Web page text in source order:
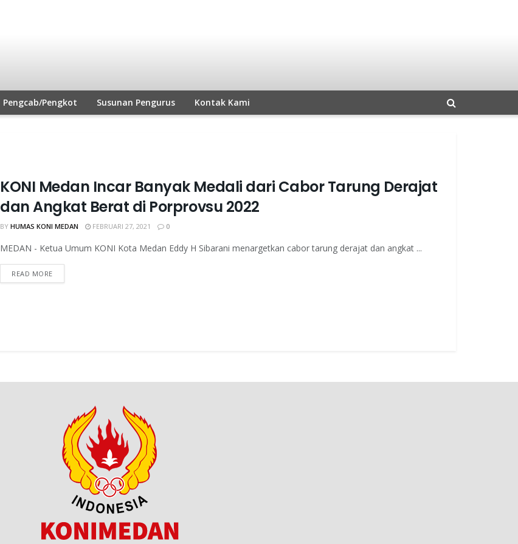
Pengcab/Pengkot Susunan Pengurus Kontak Kami
KONI Medan Incar Banyak Medali dari Cabor Tarung Derajat
dan Angkat Berat di Porprovsu 2022
BY HUMAS KONI MEDAN FEBRUARI 27, 2021 0
MEDAN - Ketua Umum KONI Kota Medan Eddy H Sibarani menargetkan cabor tarung derajat dan angkat ...
READ MORE